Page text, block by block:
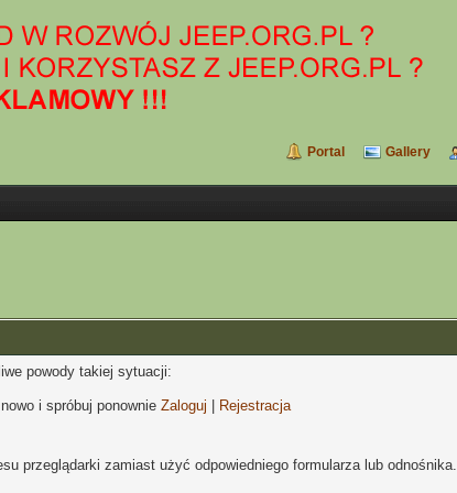
Portal Gallery
powody takiej sytuacji:
i spróbuj ponownieZaloguj
Rejestracja
przeglądarki zamiast użyć odpowiedniego formularza lub odnośnika.